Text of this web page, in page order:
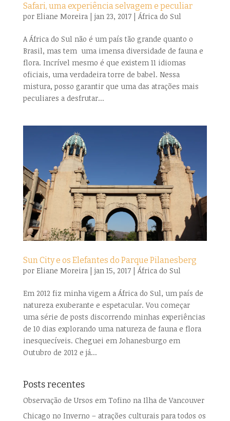
Safari, uma experiência selvagem e peculiar
por Eliane Moreira| jan 23, 2017|África do Sul
A África do Sul não é um país tão grande quanto o
Brasil, mas tem uma imensa diversidade de fauna e
flora. Incrível mesmo é que existem 11 idiomas
oficiais, uma verdadeira torre de babel. Nessa
mistura, posso garantir que uma das atrações mais
peculiares a desfrutar...
Sun City e os Elefantes do Parque Pilanesberg
por Eliane Moreira| jan 15, 2017|África do Sul
Em 2012 fiz minha vigem a África do Sul, um país de
natureza exuberante e espetacular. Vou começar
uma série de posts discorrendo minhas experiências
de 10 dias explorando uma natureza de fauna e flora
inesquecíveis. Cheguei em Johanesburgo em
Outubro de 2012 e já...
Posts recentes
Observação de Ursos em Tofino na Ilha de Vancouver
Chicago no Inverno – atrações culturais para todos os